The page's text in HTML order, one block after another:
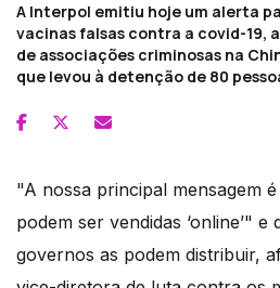
A Interpol emitiu hoje um alerta
vacinas falsas contra a covid-19,
de associações criminosas na
que levou à detenção de 80
"A nossa principal mensagem
podem ser vendidas ‘online’" e
governos as podem distribuir,